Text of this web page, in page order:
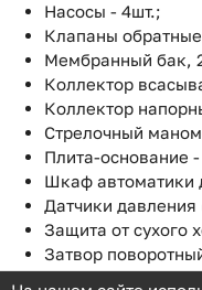
Насосы - 4шт.;
Клапаны
Мембранный бак,
Коллектор
Коллектор
Стрелочный
Плита-основание -
Шкаф автоматики
Датчики
Защита от сухого
Затвор